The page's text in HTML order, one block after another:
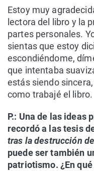
Estoy muy
lectora del libro y la
partes personales.
sientas que estoy
escondiéndome,
que intentaba
estás siendo
como trabajé el libro.
P.: Una de las
recordó a las tesis
tras la destrucción
puede ser también
patriotismo. ¿En